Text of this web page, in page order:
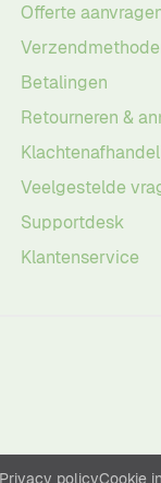
Offerte
Betalingen
Retourneren &
Veelgestelde
Supportdesk
Klantenservice
Privacy policyCookie